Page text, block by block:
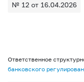
№ 12 от 16.04.2026
Ответственное
банковского